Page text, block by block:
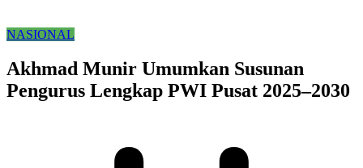
NASIONAL
Akhmad Munir Umumkan Susunan
Pengurus Lengkap PWI Pusat 2025–2030